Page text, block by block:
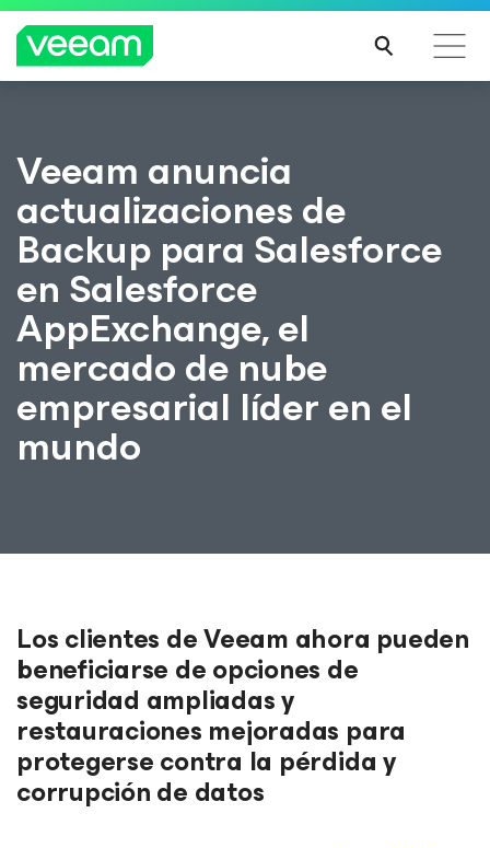
actualización de contenido de CrowdStrike
MÁS
INFO
RMA
CIÓN
Veeam anuncia
actualizaciones de
Backup para Salesforce
en Salesforce
AppExchange, el
mercado de nube
empresarial líder en el
mundo
Los clientes de Veeam ahora pueden
beneficiarse de opciones de
seguridad ampliadas y
restauraciones mejoradas para
protegerse contra la pérdida y
corrupción de datos